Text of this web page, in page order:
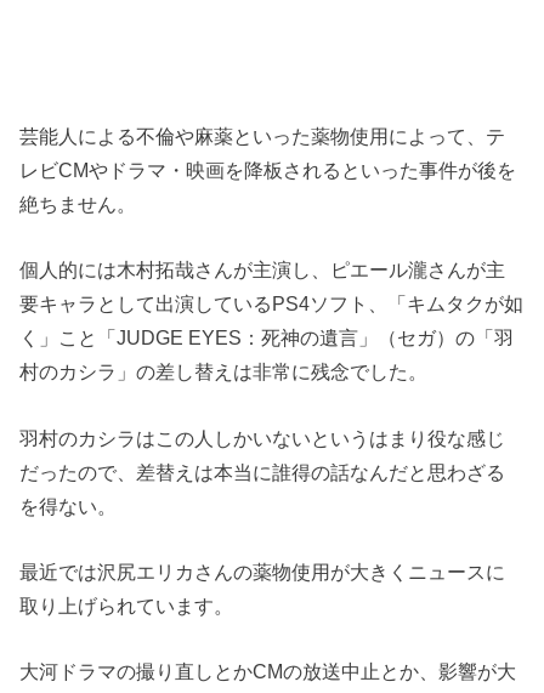
芸能人による不倫や麻薬といった薬物使用によって、テ
レビCMやドラマ・映画を降板されるといった事件が後を
絶ちません。
個人的には木村拓哉さんが主演し、ピエール瀧さんが主
要キャラとして出演しているPS4ソフト、「キムタクが如
く」こと「JUDGE EYES：死神の遺言」（セガ）の「羽
村のカシラ」の差し替えは非常に残念でした。
羽村のカシラはこの人しかいないというはまり役な感じ
だったので、差替えは本当に誰得の話なんだと思わざる
を得ない。
最近では沢尻エリカさんの薬物使用が大きくニュースに
取り上げられています。
大河ドラマの撮り直しとかCMの放送中止とか、影響が大